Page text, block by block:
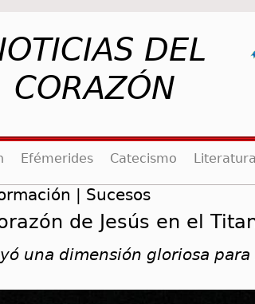
DEL
CORAZÓN
Efémerides Catecismo Literatura
| Sucesos
de Jesús en el
una dimensión gloriosa para